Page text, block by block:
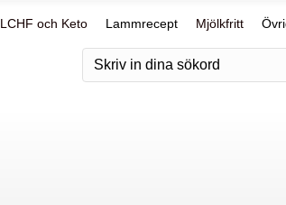
LCHF och Keto Lammrecept Mjölkfritt